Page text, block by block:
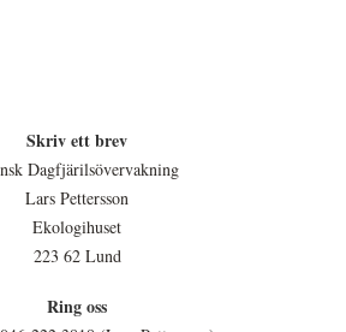
Skriv ett brev
Dagfjärilsövervakning
Lars Pettersson
Ekologihuset
223 62 Lund
Ring oss